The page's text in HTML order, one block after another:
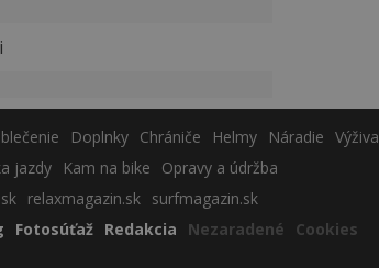
Doplnky Chrániče Helmy Náradie Výživa
jazdy Kam na bike
Opravy a údržba
relaxmagazin.sk surfmagazin.sk
Fotosúťaž Redakcia Nezaradené Cookies